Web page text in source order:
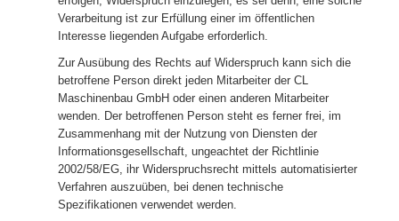
Verarbeitung ist zur Erfüllung einer im öffentlichen
Interesse liegenden Aufgabe erforderlich.
Zur Ausübung des Rechts auf Widerspruch kann sich die
betroffene Person direkt jeden Mitarbeiter der CL
Maschinenbau GmbH oder einen anderen Mitarbeiter
wenden. Der betroffenen Person steht es ferner frei, im
Zusammenhang mit der Nutzung von Diensten der
Informationsgesellschaft, ungeachtet der Richtlinie
2002/58/EG, ihr Widerspruchsrecht mittels automatisierter
Verfahren auszuüben, bei denen technische
Spezifikationen verwendet werden.